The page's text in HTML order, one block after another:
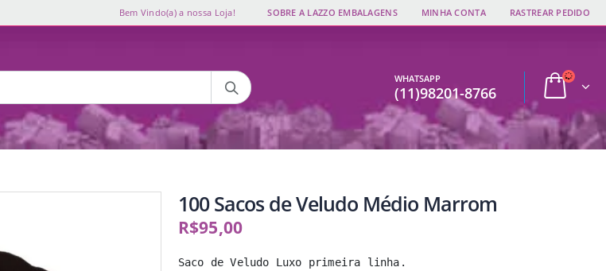
Bem Vindo(a) a nossa Loja! SOBRE A LAZZO EMBALAGENS MINHA CONTA RASTREAR PEDIDO
WHATSAPP
(11)98201-8766
100 Sacos de Veludo Médio Marrom
R$95,00
Saco de Veludo Luxo primeira linha.